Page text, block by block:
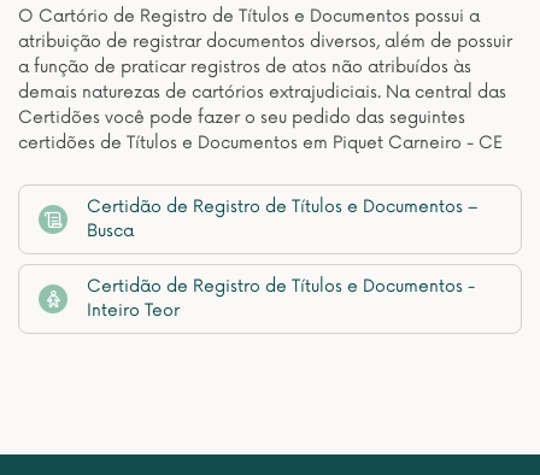
O Cartório de Registro de Títulos e Documentos possui a
atribuição de registrar documentos diversos, além de possuir
a função de praticar registros de atos não atribuídos às
demais naturezas de cartórios extrajudiciais. Na central das
Certidões você pode fazer o seu pedido das seguintes
certidões de Títulos e Documentos em Piquet Carneiro - CE
Certidão de Registro de Títulos e Documentos –
Busca
Certidão de Registro de Títulos e Documentos -
Inteiro Teor